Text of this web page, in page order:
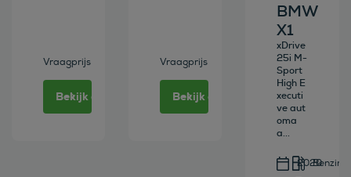
Vraagprijs
Bekijk deze auto
Vraagprijs
Bekijk deze auto
BMW
X1
xDrive
25i M-
Sport
High E
xecuti
ve aut
oma
a...
2020Benzine